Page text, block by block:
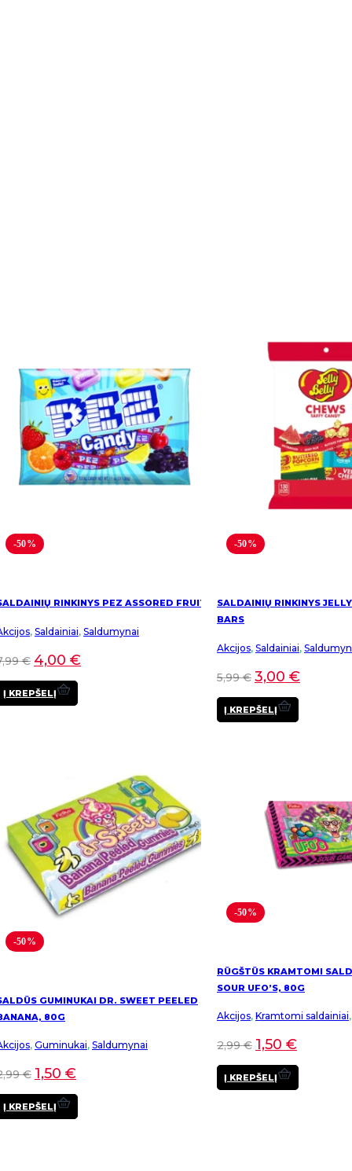
-50%
RINKINYS PEZ ASSORED FRUIT
, Saldainiai, Saldumynai
€ 4,00 €
Į KREPŠELĮ
-50%
SALDAINIŲ RINKINYS
BARS
Akcijos, Saldainiai,
5,99€ 3,00 €
Į KREPŠELĮ
-50%
GUMINUKAI DR. SWEET PEELED
80G
, Guminukai, Saldumynai
€ 1,50 €
Į KREPŠELĮ
-50%
RŪGŠTŪS KRAMTOMI
SOUR UFO’S, 80G
Akcijos, Kramtomi saldainiai
2,99€ 1,50 €
Į KREPŠELĮ